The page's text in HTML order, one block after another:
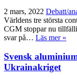
2 mars, 2022 Debatt/
Världens tre största
CGM stoppar nu
svar på… Läs mer »
Svensk
Ukrainakriget